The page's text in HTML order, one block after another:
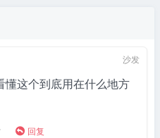
沙发
懂这个到底用在什么地方
 回复